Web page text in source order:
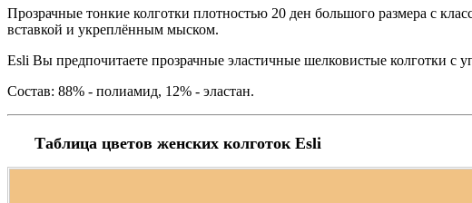
Прозрачные тонкие колготки плотностью 20 ден большого размера с
вставкой и укреплённым мыском.
Esli Вы предпочитаете прозрачные эластичные шелковистые колготки
Состав: 88% - полиамид, 12% - эластан.
Таблица цветов женских колготок Esli